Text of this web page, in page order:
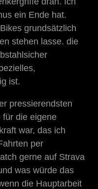
ein Ende hat.
grundsätzlich
stehen lasse. die
ist.
pressierendsten
für die eigene
war, das ich
per
gerne auf Strava
was würde das
die Hauptarbeit